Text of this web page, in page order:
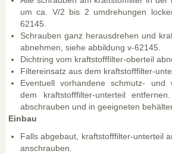
um ca. V/2 bis 2 umdrehungen
62145.
Schrauben ganz herausdrehen und
abnehmen, siehe abbildung v-62145.
Dichtring vom kraftstofffilter-oberteil
Filtereinsatz aus dem kraftstofffilter-
Eventuell vorhandene schmutz- und
dem kraftstofffilter-unterteil
abschrauben und in geeigneten
Einbau
Falls abgebaut, kraftstofffilter-unterteil
anschrauben.